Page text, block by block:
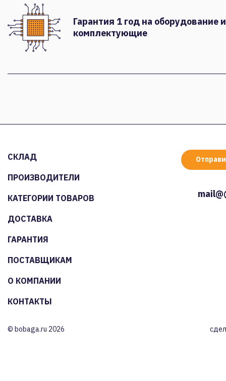
Гарантия 1 год на оборудование и
комплектующие
СКЛАД
ПРОИЗВОДИТЕЛИ
КАТЕГОРИИ ТОВАРОВ
ДОСТАВКА
ГАРАНТИЯ
ПОСТАВЩИКАМ
О КОМПАНИИ
КОНТАКТЫ
© bobaga.ru 2026